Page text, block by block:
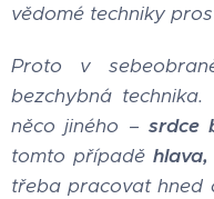
vědomé techniky
Proto v
bezchybná
něco jiného – srdce
tomto případě
třeba pracovat hned